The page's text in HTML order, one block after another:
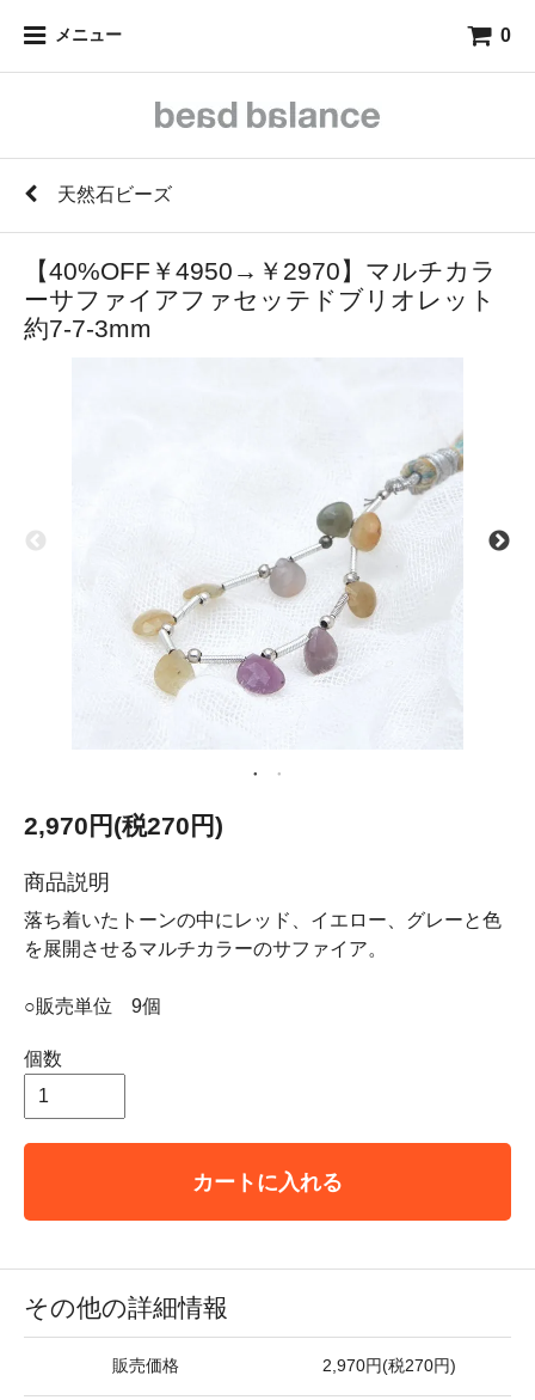
メニュー 0
天然石ビーズ
【40%OFF￥4950→￥2970】マルチカラ
ーサファイアファセッテドブリオレット
約7-7-3mm
2,970円(税270円)
商品説明
落ち着いたトーンの中にレッド、イエロー、グレーと色
を展開させるマルチカラーのサファイア。
○販売単位 9個
個数
カートに入れる
その他の詳細情報
販売価格 2,970円(税270円)